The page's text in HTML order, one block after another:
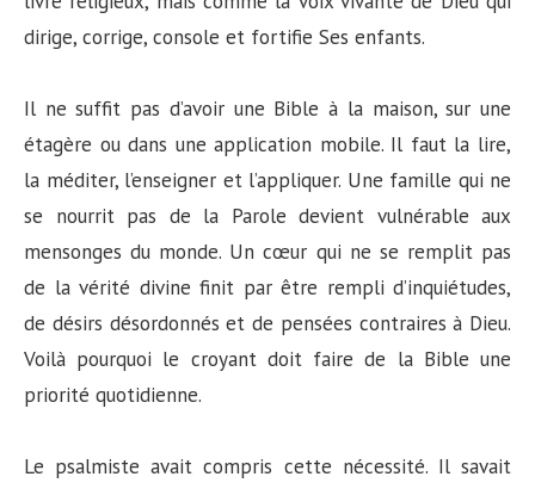
dirige, corrige, console et fortifie Ses enfants.
Il ne suffit pas d’avoir une Bible à la maison, sur une
étagère ou dans une application mobile. Il faut la lire,
la méditer, l’enseigner et l’appliquer. Une famille qui ne
se nourrit pas de la Parole devient vulnérable aux
mensonges du monde. Un cœur qui ne se remplit pas
de la vérité divine finit par être rempli d’inquiétudes,
de désirs désordonnés et de pensées contraires à Dieu.
Voilà pourquoi le croyant doit faire de la Bible une
priorité quotidienne.
Le psalmiste avait compris cette nécessité. Il savait